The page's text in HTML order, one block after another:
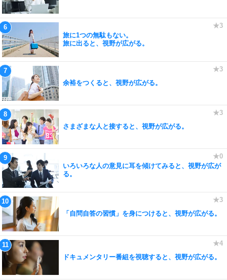
旅に1つの無駄もない。
旅に出ると、視野が広がる。
余裕をつくると、視野が広がる。
さまざまな人と接すると、視野が広がる。
いろいろな人の意見に耳を傾けてみると、視野が広が
る。
「自問自答の習慣」を身につけると、視野が広がる。
ドキュメンタリー番組を視聴すると、視野が広がる。